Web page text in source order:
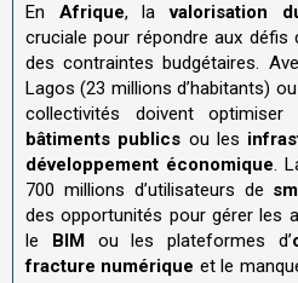
En Afrique, lavalorisation
cruciale pour répondre aux défis
des contraintes budgétaires.
Lagos (23 millions d’habitants)
collectivités doivent
bâtiments publics ou les
développement économique.
700 millions d’utilisateurs de
des opportunités pour gérer les
le BIMou les plateformes d’
fracture numérique et le